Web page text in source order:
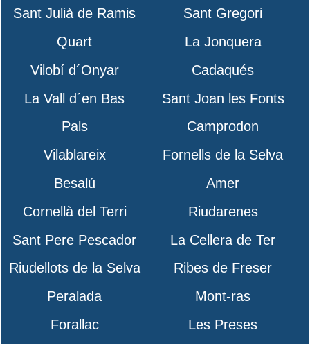
Sant Julià de Ramis
Sant Gregori
Quart
La Jonquera
Vilobí d´Onyar
Cadaqués
La Vall d´en Bas
Sant Joan les Fonts
Pals
Camprodon
Vilablareix
Fornells de la Selva
Besalú
Amer
Cornellà del Terri
Riudarenes
Sant Pere Pescador
La Cellera de Ter
Riudellots de la Selva
Ribes de Freser
Peralada
Mont-ras
Forallac
Les Preses